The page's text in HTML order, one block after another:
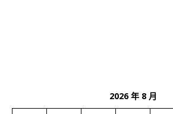
2026 年 8 月